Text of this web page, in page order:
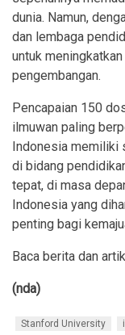
dunia. Namun,
dan lembaga
untuk
pengembangan.
Pencapaian 150
ilmuwan paling
Indonesia memiliki
di bidang
tepat, di masa
Indonesia yang
penting bagi
Baca berita dan
(nda)
Stanford University